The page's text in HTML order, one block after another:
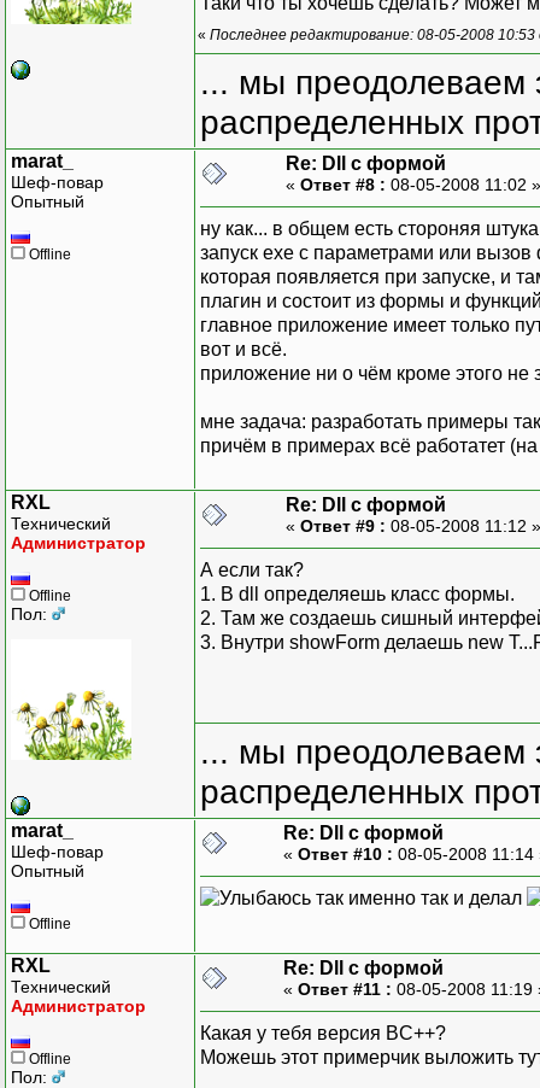
« Последнее редактирование: 08-05-2008
... мы преодолеваем
распределенных
marat_
Шеф-повар
Опытный
Offline
Re: Dll с формой
« Ответ #8 : 08-05-2008 11:02
ну как... в общем есть стороняя
запуск ехе с параметрами или
которая появляется при запуске, и
плагин и состоит из формы и
главное приложение имеет только
вот и всё.
приложение ни о чём кроме этого не
мне задача: разработать примеры
причём в примерах всё работатет
RXL
Технический
Администратор
Offline
Пол:
Re: Dll с формой
« Ответ #9 : 08-05-2008 11:12
А если так?
1. В dll определяешь класс формы.
2. Там же создаешь сишный
3. Внутри showForm делаешь new
... мы преодолеваем
распределенных
marat_
Шеф-повар
Опытный
Offline
Re: Dll с формой
« Ответ #10 : 08-05-2008
так именно так и делал
RXL
Технический
Администратор
Offline
Пол:
Re: Dll с формой
« Ответ #11 : 08-05-2008
Какая у тебя версия BC++?
Можешь этот примерчик выложить